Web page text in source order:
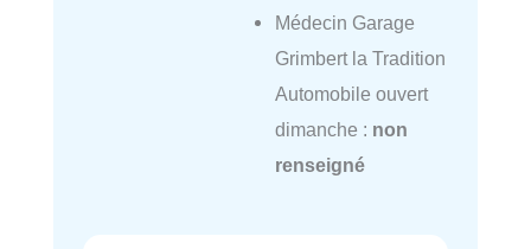
Médecin Garage
Grimbert la Tradition
Automobile ouvert
dimanche : non
renseigné